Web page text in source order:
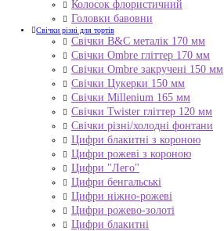
Колосок флористичний
Головки бавовни
Свічки різні для тортів
Свічки B&C металік 170 мм
Свічки Ombre гліттер 170 мм
Свічки Ombre закручені 150 мм
Свічки Цукерки 150 мм
Свічки Millenium 165 мм
Свічки Twister гліттер 120 мм
Свічки різні/холодні фонтани
Цифри блакитні з короною
Цифри рожеві з короною
Цифри "Лего"
Цифри бенгальські
Цифри ніжно-рожеві
Цифри рожево-золоті
Цифри блакитні